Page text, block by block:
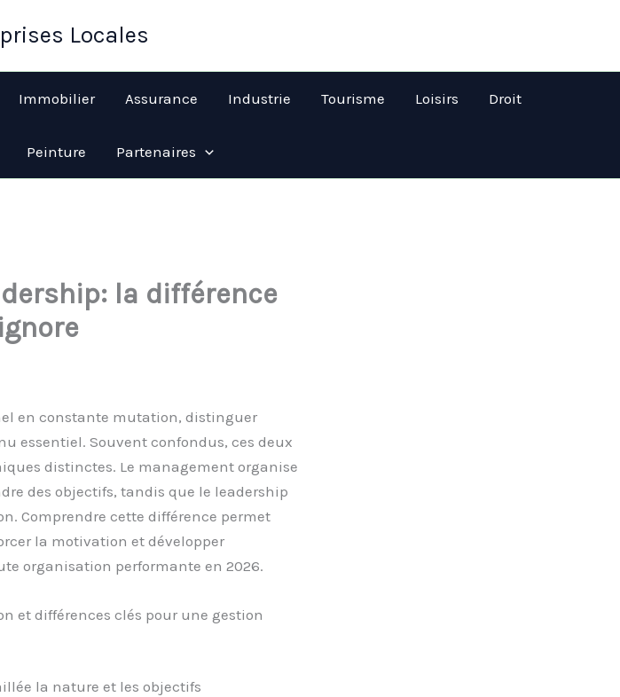
Locales
Immobilier Assurance Industrie Tourisme Loisirs Droit
Peinture Partenaires
la différence
en constante mutation, distinguer
essentiel. Souvent confondus, ces deux
distinctes. Le management organise
des objectifs, tandis que le leadership
Comprendre cette différence permet
la motivation et développer
organisation performante en 2026.
et différences clés pour une gestion
la nature et les objectifs